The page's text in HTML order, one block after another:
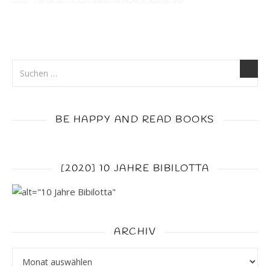
BE HAPPY AND READ BOOKS
[2020] 10 JAHRE BIBILOTTA
ARCHIV